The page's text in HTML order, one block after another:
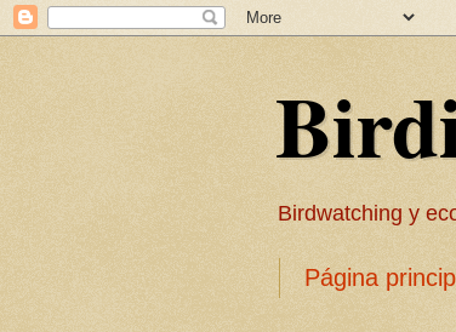
Birdwatching y
Página